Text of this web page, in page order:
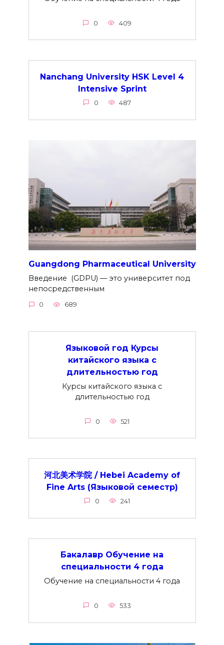
0 409
Nanchang University HSK Level 4
Intensive Sprint
0 487
Guangdong Pharmaceutical University
Введение (GDPU) — это университет под
непосредственным
0 689
Языковой год Курсы
китайского языка с
длительностью год
Курсы китайского языка с
длительностью год
0 521
河北美术学院 / Hebei Academy of
Fine Arts (Языковой семестр)
0 241
Бакалавр Обучение на
специальности 4 года
Обучение на специальности 4 года
0 533